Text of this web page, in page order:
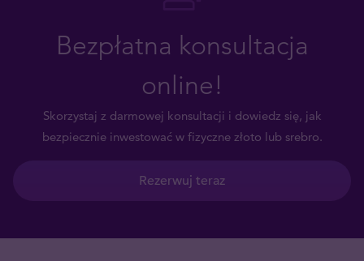
Bezpłatna konsultacja
online!
Skorzystaj z darmowej konsultacji i dowiedz się, jak
bezpiecznie inwestować w fizyczne złoto lub srebro.
Rezerwuj teraz